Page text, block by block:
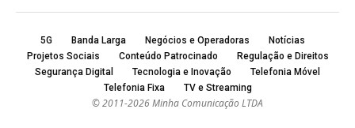
5G Banda Larga Negócios e Operadoras
Notícias
Projetos Sociais
Conteúdo Patrocinado
Regulação e Direitos
Segurança Digital
Tecnologia e Inovação
Telefonia Móvel
Telefonia Fixa
TV e Streaming
© 2011-2026 Minha Comunicação LTDA